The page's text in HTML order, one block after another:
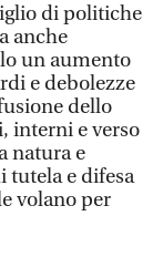
di politiche
anche
un aumento
e debolezze
dello
interni e verso
natura e
tutela e difesa
volano per